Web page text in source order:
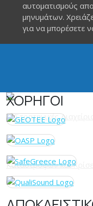
αυτοματισμούς
μηνυμάτων.
για να μπορέσετε
ΧΟΡΗΓΟΙ